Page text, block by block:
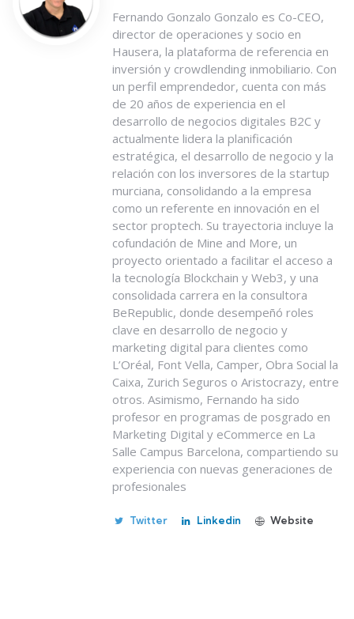
Fernando Gonzalo Gonzalo es Co-CEO,
director de operaciones y socio en
Hausera, la plataforma de referencia en
inversión y crowdlending inmobiliario. Con
un perfil emprendedor, cuenta con más
de 20 años de experiencia en el
desarrollo de negocios digitales B2C y
actualmente lidera la planificación
estratégica, el desarrollo de negocio y la
relación con los inversores de la startup
murciana, consolidando a la empresa
como un referente en innovación en el
sector proptech. Su trayectoria incluye la
cofundación de Mine and More, un
proyecto orientado a facilitar el acceso a
la tecnología Blockchain y Web3, y una
consolidada carrera en la consultora
BeRepublic, donde desempeñó roles
clave en desarrollo de negocio y
marketing digital para clientes como
L’Oréal, Font Vella, Camper, Obra Social la
Caixa, Zurich Seguros o Aristocrazy, entre
otros. Asimismo, Fernando ha sido
profesor en programas de posgrado en
Marketing Digital y eCommerce en La
Salle Campus Barcelona, compartiendo su
experiencia con nuevas generaciones de
profesionales
Twitter Linkedin Website